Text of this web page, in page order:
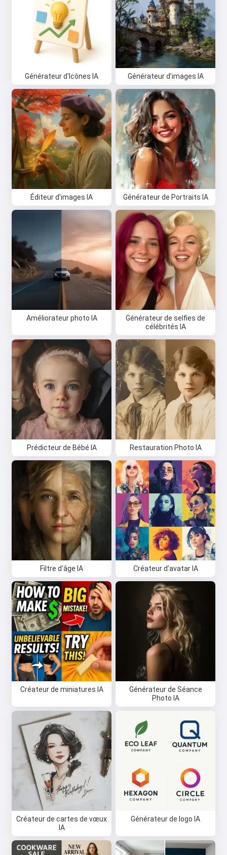
Générateur d'Icônes IA Générateur d’images IA
Éditeur d'images IA Générateur de Portraits IA
Améliorateur photo IA
Générateur de selfies de
célébrités IA
Prédicteur de Bébé IA Restauration Photo IA
Filtre d'âge IA Créateur d’avatar IA
Créateur de miniatures IA
Générateur de Séance
Photo IA
Créateur de cartes de vœux
IA
Générateur de logo IA